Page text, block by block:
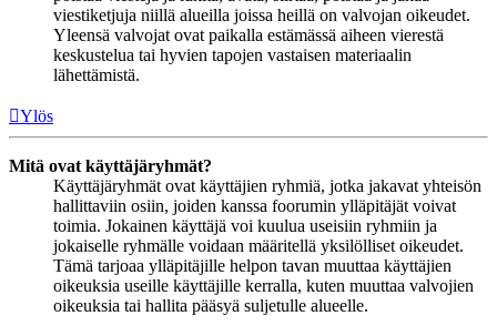
viestiketjuja niillä alueilla joissa heillä on valvojan oikeudet.
Yleensä valvojat ovat paikalla estämässä aiheen vierestä
keskustelua tai hyvien tapojen vastaisen materiaalin
lähettämistä.
Ylös
Mitä ovat käyttäjäryhmät?
Käyttäjäryhmät ovat käyttäjien ryhmiä, jotka jakavat yhteisön
hallittaviin osiin, joiden kanssa foorumin ylläpitäjät voivat
toimia. Jokainen käyttäjä voi kuulua useisiin ryhmiin ja
jokaiselle ryhmälle voidaan määritellä yksilölliset oikeudet.
Tämä tarjoaa ylläpitäjille helpon tavan muuttaa käyttäjien
oikeuksia useille käyttäjille kerralla, kuten muuttaa valvojien
oikeuksia tai hallita pääsyä suljetulle alueelle.